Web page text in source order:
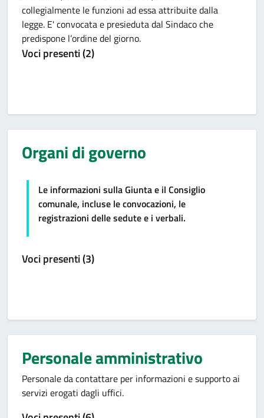
collegialmente le funzioni ad essa attribuite dalla
legge. E' convocata e presieduta dal Sindaco che
predispone l’ordine del giorno.
Voci presenti (2)
Organi di governo
Le informazioni sulla Giunta e il Consiglio
comunale, incluse le convocazioni, le
registrazioni delle sedute e i verbali.
Voci presenti (3)
Personale amministrativo
Personale da contattare per informazioni e supporto ai
servizi erogati dagli uffici.